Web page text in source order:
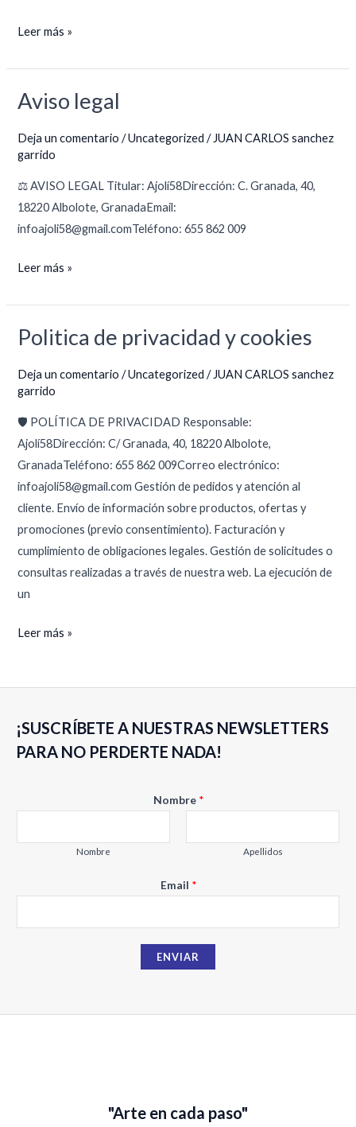
Leer más »
Aviso legal
Deja un comentario /Uncategorized / JUAN CARLOS sanchez
garrido
⚖️ AVISO LEGAL Titular: Ajolí58Dirección: C. Granada, 40,
18220 Albolote, GranadaEmail:
infoajoli58@gmail.comTeléfono: 655 862 009
Aviso
Leer más »
Politica de privacidad y cookies
Deja un comentario /Uncategorized / JUAN CARLOS sanchez
garrido
🛡️ POLÍTICA DE PRIVACIDAD Responsable:
Ajolí58Dirección: C/ Granada, 40, 18220 Albolote,
GranadaTeléfono: 655 862 009Correo electrónico:
infoajoli58@gmail.com Gestión de pedidos y atención al
cliente. Envío de información sobre productos, ofertas y
promociones (previo consentimiento). Facturación y
cumplimiento de obligaciones legales. Gestión de solicitudes o
consultas realizadas a través de nuestra web. La ejecución de
un
Politica
privacidad
y
cookies
Leer más »
¡SUSCRÍBETE A NUESTRAS NEWSLETTERS
PARA NO PERDERTE NADA!
Nombre *
Nombre Apellidos
m
l
Email *
ENVIAR
"Arte en cada paso"